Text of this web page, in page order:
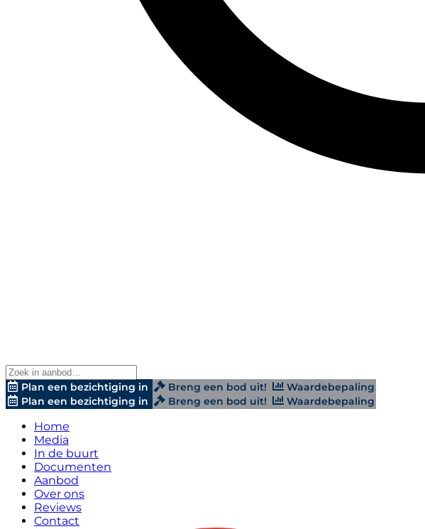
Plan een bezichtiging in Breng een bod uit!
Waardebepaling
Plan een bezichtiging in
Breng een bod uit! Waardebepaling
Home
Media
In de buurt
Documenten
Aanbod
Over ons
Reviews
Contact